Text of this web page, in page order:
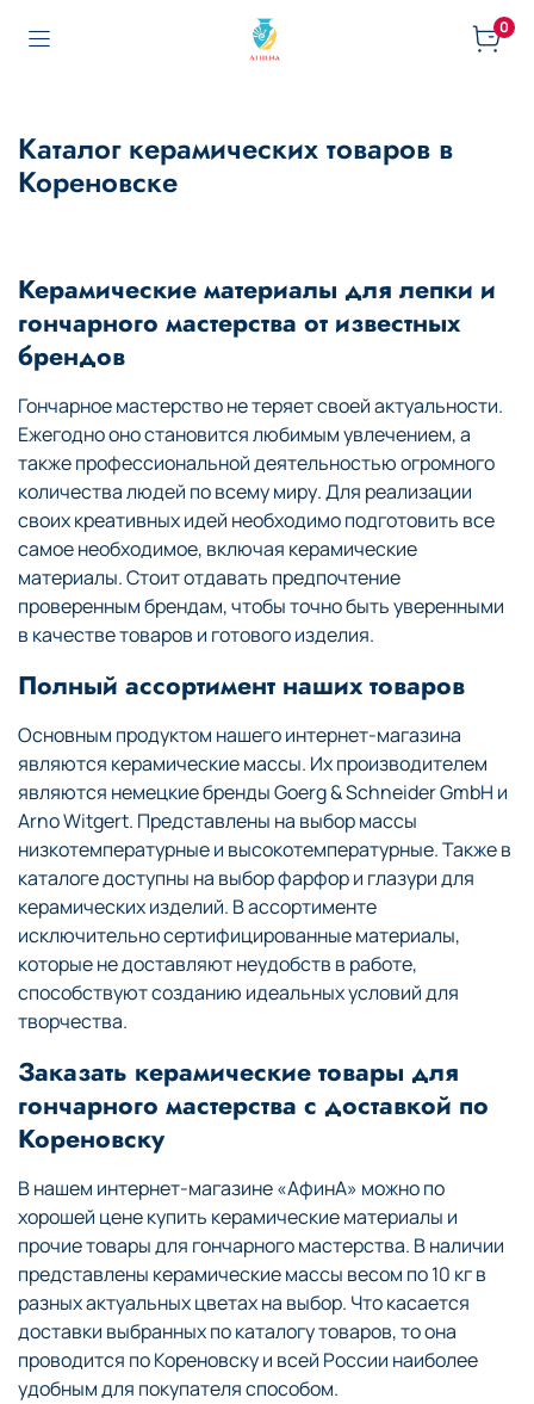
0
Каталог керамических товаров в
Кореновске
Керамические материалы для лепки и
гончарного мастерства от известных
брендов
Гончарное мастерство не теряет своей актуальности.
Ежегодно оно становится любимым увлечением, а
также профессиональной деятельностью огромного
количества людей по всему миру. Для реализации
своих креативных идей необходимо подготовить все
самое необходимое, включая керамические
материалы. Стоит отдавать предпочтение
проверенным брендам, чтобы точно быть уверенными
в качестве товаров и готового изделия.
Полный ассортимент наших товаров
Основным продуктом нашего интернет-магазина
являются керамические массы. Их производителем
являются немецкие бренды Goerg & Schneider GmbH и
Arno Witgert. Представлены на выбор массы
низкотемпературные и высокотемпературные. Также в
каталоге доступны на выбор фарфор и глазури для
керамических изделий. В ассортименте
исключительно сертифицированные материалы,
которые не доставляют неудобств в работе,
способствуют созданию идеальных условий для
творчества.
Заказать керамические товары для
гончарного мастерства с доставкой по
Кореновску
В нашем интернет-магазине «АфинА» можно по
хорошей цене купить керамические материалы и
прочие товары для гончарного мастерства. В наличии
представлены керамические массы весом по 10 кг в
разных актуальных цветах на выбор. Что касается
доставки выбранных по каталогу товаров, то она
проводится по Кореновску и всей России наиболее
удобным для покупателя способом.